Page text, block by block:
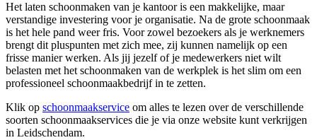
Het laten schoonmaken van je kantoor is een makkelijke, maar
verstandige investering voor je organisatie. Na de grote schoonmaak
is het hele pand weer fris. Voor zowel bezoekers als je werknemers
brengt dit pluspunten met zich mee, zij kunnen namelijk op een
frisse manier werken. Als jij jezelf of je medewerkers niet wilt
belasten met het schoonmaken van de werkplek is het slim om een
professioneel schoonmaakbedrijf in te zetten.
Klik op schoonmaakservice om alles te lezen over de verschillende
soorten schoonmaakservices die je via onze website kunt verkrijgen
in Leidschendam.